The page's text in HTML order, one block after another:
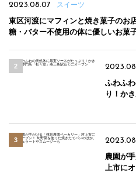
2023.08.07 スイーツ
東区河渡にマフィンと焼き菓子のお
糖・バター不使用の体に優しいお菓
ふわふ
り！か
農園が
上市に